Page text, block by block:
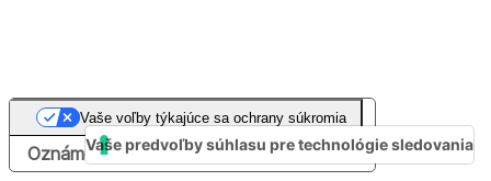
Oznámenie pri zbere
Vaše voľby týkajúce sa ochrany súkromia
Vaše predvoľby súhlasu pre technológie sledovania